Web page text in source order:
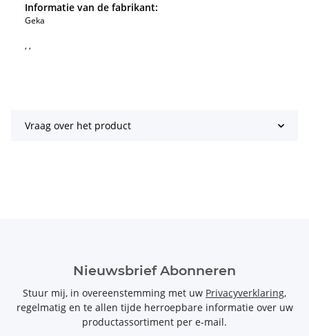
Informatie van de fabrikant:
Geka
, ,
Vraag over het product
Nieuwsbrief Abonneren
Stuur mij, in overeenstemming met uw Privacyverklaring,
regelmatig en te allen tijde herroepbare informatie over uw
productassortiment per e-mail.